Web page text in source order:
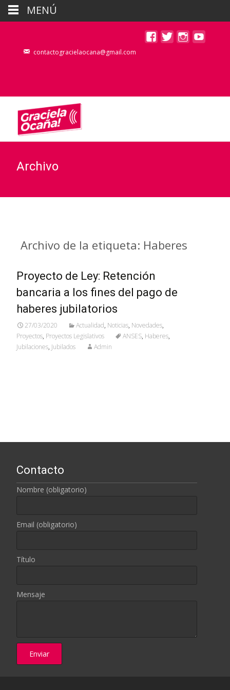
contactogracielaocana@gmail.com
Archivo
Archivo de la etiqueta: Haberes
Proyecto de Ley: Retención
bancaria a los fines del pago de
haberes jubilatorios
27/03/2020 Actualidad, Noticias, Novedades,
Proyectos, Proyectos Legislativos ANSES, Haberes,
Jubilaciones, Jubilados Admin
Contacto
Nombre (obligatorio)
Email (obligatorio)
Título
Mensaje
MENÚ